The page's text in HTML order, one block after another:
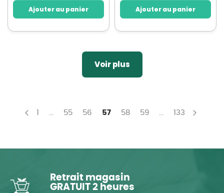
Ajouter au panier Ajouter au panier
Voir plus
Précédent
Page... Page
55 Page
56 You're currently reading page
57 Page
58 Page
59 ... Page
133
Retrait magasin
GRATUIT 2 heures